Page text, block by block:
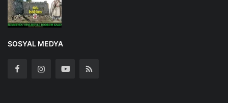
SOSYAL MEDYA